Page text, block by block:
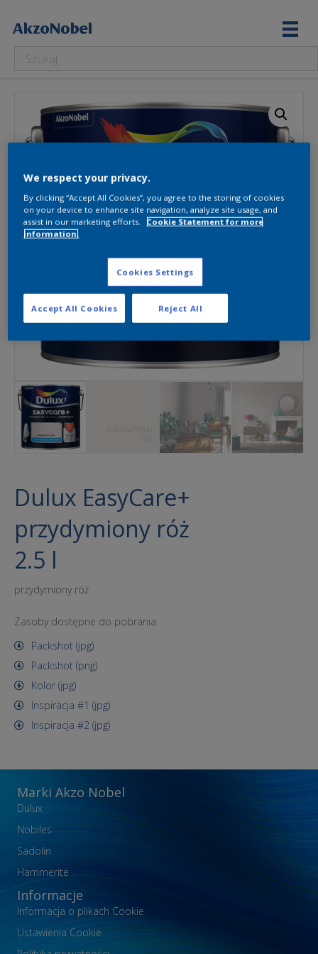
Dulux EasyCare+
przydymiony róż
2.5 l
przydymiony róż
Zasoby dostępne do pobrania
Packshot (jpg)
Packshot (png)
Kolor (jpg)
Inspiracja #1 (jpg)
Inspiracja #2 (jpg)
Marki Akzo Nobel
Dulux
Nobiles
Sadolin
Hammerite
Informacje
Informacja o plikach Cookie
Ustawienia Cookie
We respect your privacy.
By clicking “Accept All Cookies”, you agree to the storing of cookies
on your device to enhance site navigation, analyze site usage, and
assist in our marketing efforts.
Cookie Statement for more
information.
Cookies Settings
Reject All
Accept All Cookies